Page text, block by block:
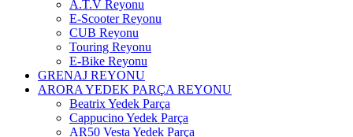
A.T.V Reyonu
E-Scooter Reyonu
CUB Reyonu
Touring Reyonu
E-Bike Reyonu
GRENAJ REYONU
ARORA YEDEK PARÇA REYONU
Beatrix Yedek Parça
Cappucino Yedek Parça
AR50 Vesta Yedek Parça